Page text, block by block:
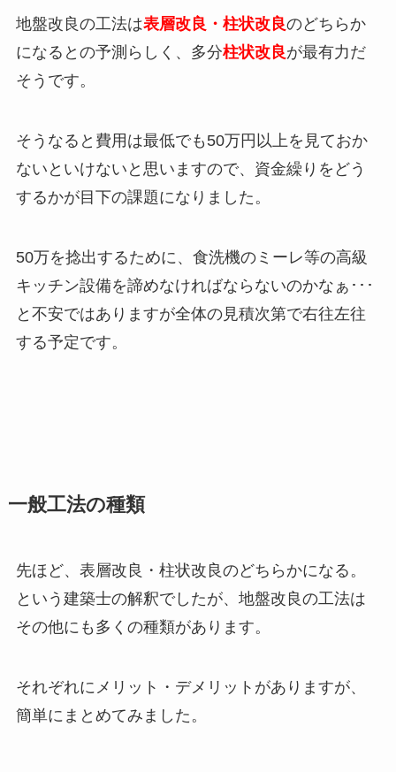
地盤改良の工法は表層改良・柱状改良のどちらか
になるとの予測らしく、多分柱状改良が最有力だ
そうです。
そうなると費用は最低でも50万円以上を見ておか
ないといけないと思いますので、資金繰りをどう
するかが目下の課題になりました。
50万を捻出するために、食洗機のミーレ等の高級
キッチン設備を諦めなければならないのかなぁ･･･
と不安ではありますが全体の見積次第で右往左往
する予定です。
一般工法の種類
先ほど、表層改良・柱状改良のどちらかになる。
という建築士の解釈でしたが、地盤改良の工法は
その他にも多くの種類があります。
それぞれにメリット・デメリットがありますが、
簡単にまとめてみました。